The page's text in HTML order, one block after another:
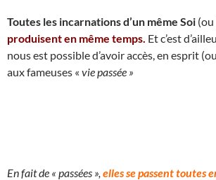
Toutes les incarnations d’un même Soi
produisent en même temps. Et c’est
nous est possible d’avoir accès, en esprit
aux fameuses « vie passée »
En fait de « passées », elles se passent toutes